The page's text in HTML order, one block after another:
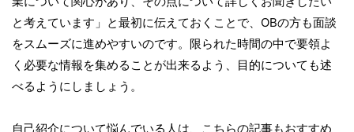
と考えています」と最初に伝えておくことで、OBの方も面談
をスムーズに進めやすいのです。限られた時間の中で要領よ
く必要な情報を集めることが出来るよう、目的についても述
べるようにしましょう。
自己紹介について悩んでいる人は、こちらの記事もおすすめ